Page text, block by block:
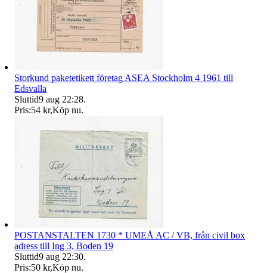
Storkund paketetikett företag ASEA Stockholm 4 1961 till
Edsvalla
Sluttid9 aug 22:28.
Pris:54 kr,Köp nu.
POSTANSTALTEN 1730 * UMEÅ AC / VB, från civil box
adress till Ing 3, Boden 19
Sluttid9 aug 22:30.
Pris:50 kr,Köp nu.